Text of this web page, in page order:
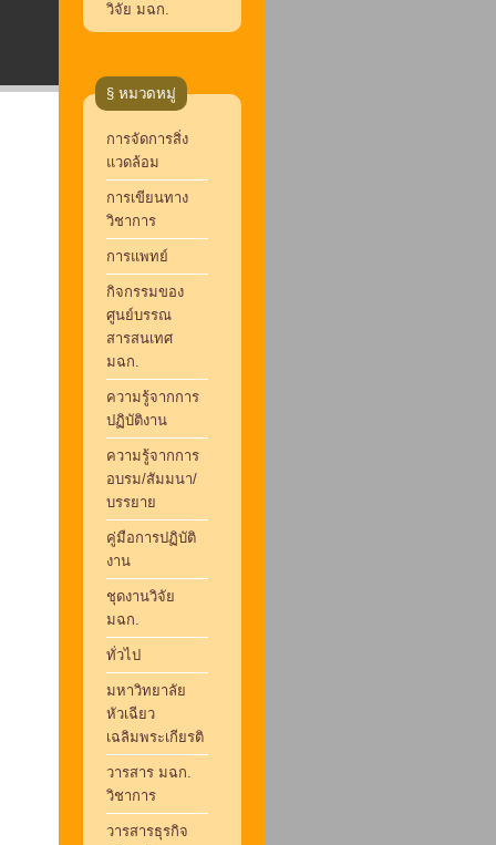
วิจัย มฉก.
§ หมวดหมู่
การจัดการสิ่ง
แวดล้อม
การเขียนทาง
วิชาการ
การแพทย์
กิจกรรมของ
ศูนย์บรรณ
สารสนเทศ
มฉก.
ความรู้จากการ
ปฏิบัติงาน
ความรู้จากการ
อบรม/สัมมนา/
บรรยาย
คู่มือการปฏิบัติ
งาน
ชุดงานวิจัย
มฉก.
ทั่วไป
มหาวิทยาลัย
หัวเฉียว
เฉลิมพระเกียรติ
วารสาร มฉก.
วิชาการ
วารสารธุรกิจ